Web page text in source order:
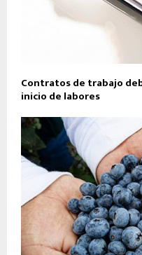
Contratos de trabajo
inicio de labores